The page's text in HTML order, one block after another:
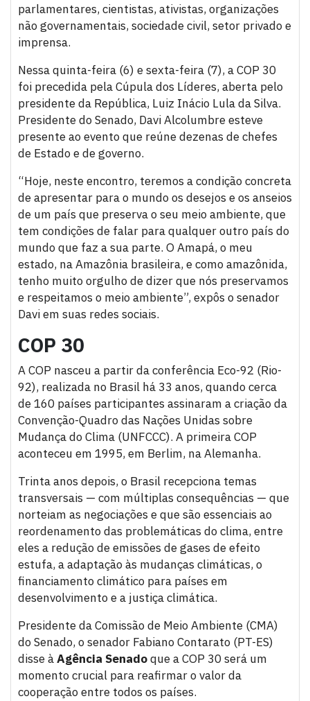
parlamentares, cientistas, ativistas, organizações
não governamentais, sociedade civil, setor privado e
imprensa.
Nessa quinta-feira (6) e sexta-feira (7), a COP 30
foi precedida pela Cúpula dos Líderes, aberta pelo
presidente da República, Luiz Inácio Lula da Silva.
Presidente do Senado, Davi Alcolumbre esteve
presente ao evento que reúne dezenas de chefes
de Estado e de governo.
“Hoje, neste encontro, teremos a condição concreta
de apresentar para o mundo os desejos e os anseios
de um país que preserva o seu meio ambiente, que
tem condições de falar para qualquer outro país do
mundo que faz a sua parte. O Amapá, o meu
estado, na Amazônia brasileira, e como amazônida,
tenho muito orgulho de dizer que nós preservamos
e respeitamos o meio ambiente”, expôs o senador
Davi em suas redes sociais.
COP 30
A COP nasceu a partir da conferência Eco-92 (Rio-
92), realizada no Brasil há 33 anos, quando cerca
de 160 países participantes assinaram a criação da
Convenção-Quadro das Nações Unidas sobre
Mudança do Clima (UNFCCC). A primeira COP
aconteceu em 1995, em Berlim, na Alemanha.
Trinta anos depois, o Brasil recepciona temas
transversais — com múltiplas consequências — que
norteiam as negociações e que são essenciais ao
reordenamento das problemáticas do clima, entre
eles a redução de emissões de gases de efeito
estufa, a adaptação às mudanças climáticas, o
financiamento climático para países em
desenvolvimento e a justiça climática.
Presidente da Comissão de Meio Ambiente (CMA)
do Senado, o senador Fabiano Contarato (PT-ES)
disse àAgência Senadoque a COP 30 será um
momento crucial para reafirmar o valor da
cooperação entre todos os países.